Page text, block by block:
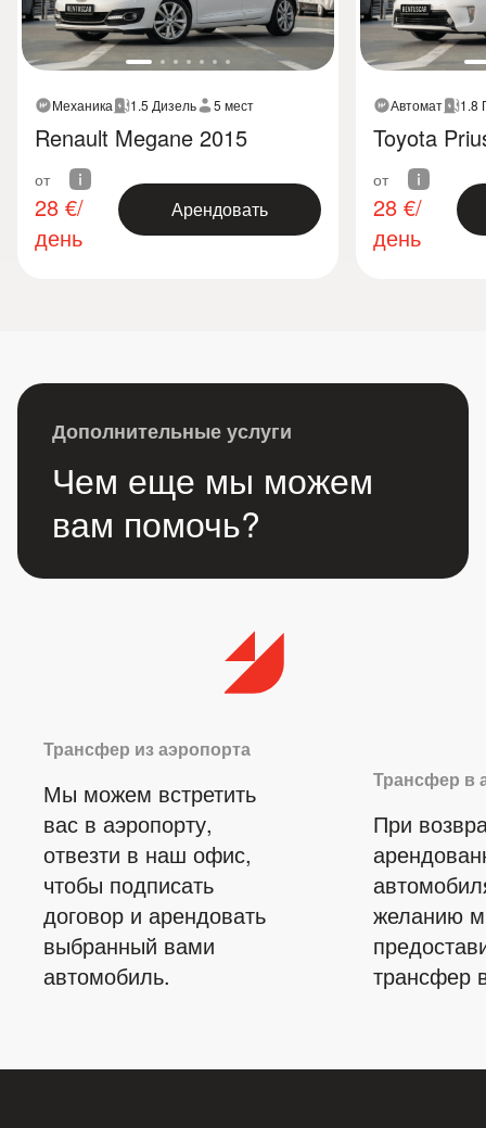
Механика 1.5 Дизель 5 мест
Renault Megane 2015
от
28 €/
день
Арендовать
Автомат 1.8
Toyota
от
28 €/
день
Дополнительные услуги
Чем еще мы можем
вам помочь?
Трансфер из аэропорта
Мы можем встретить
вас в аэропорту,
отвезти в наш офис,
чтобы подписать
договор и арендовать
выбранный вами
автомобиль.
Трансфер в
При
желанию
трансфер